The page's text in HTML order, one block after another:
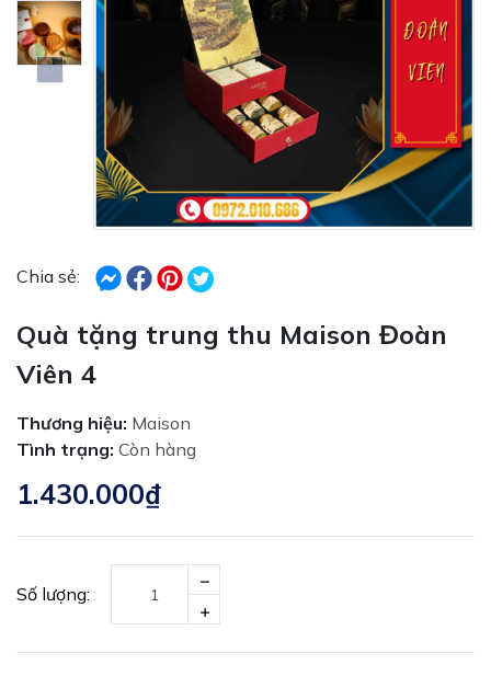
Chia sẻ:
Quà tặng trung thu Maison Đoàn
Viên 4
Thương hiệu: Maison
Tình trạng: Còn hàng
1.430.000₫
Số lượng: